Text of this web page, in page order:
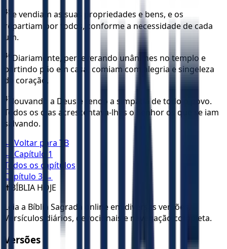
45 e vendiam as suas propriedades e bens, e os
repartiam por todos, conforme a necessidade de cada
um.
46 Diariamente, perseverando unânimes no templo e
partindo pão em casa, comiam com alegria e singeleza
de coração,
47 louvando a Deus e tendo a simpatia de todo o povo.
Todos os dias acrescentava-lhes o Senhor os que se iam
salvando.
← Voltar para TB
← Capítulo 1
Todos os capítulos
Capítulo 3 →
✝️ BÍBLIA HOJE
Leia a Bíblia Sagrada online em diversas versões.
Versículos diários, devocionais e navegação completa.
Versões